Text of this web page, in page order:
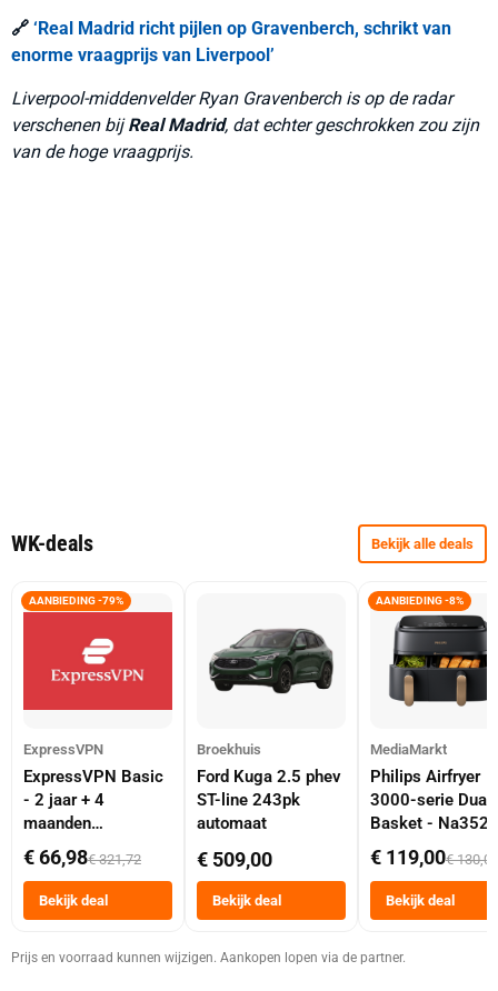
🔗 ‘Real Madrid richt pijlen op Gravenberch, schrikt van
enorme vraagprijs van Liverpool’
Liverpool-middenvelder Ryan Gravenberch is op de radar
verschenen bijReal Madrid, dat echter geschrokken zou zijn
van de hoge vraagprijs.
WK-deals Bekijk alle deals
AANBIEDING -79%
ExpressVPN
ExpressVPN Basic
- 2 jaar + 4
maanden
abonnement
€ 66,98€ 321,72
Bekijk deal
Broekhuis
Ford Kuga 2.5 phev
ST-line 243pk
automaat
€ 509,00
Bekijk deal
AANBIEDING -8%
MediaMarkt
Philips Airfryer
3000-serie Dual
Basket -
Dubbele Mand 9
Tot 6 Personen
Heteluchtfriteuse
Zwart
€ 119,00€ 130,00
Bekijk deal
Prijs en voorraad kunnen wijzigen. Aankopen lopen via de partner.